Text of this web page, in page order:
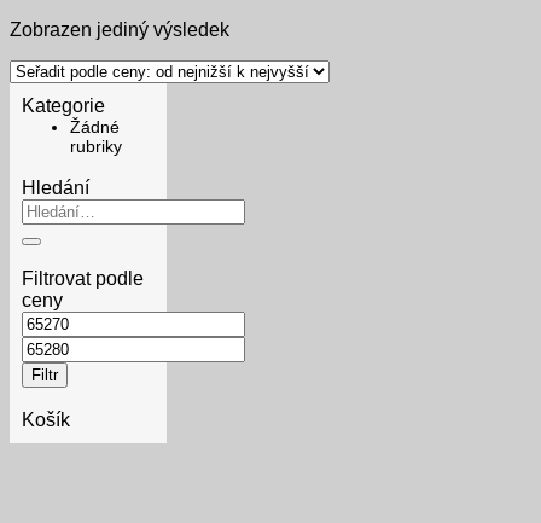
Zobrazen jediný výsledek
Kategorie
Žádné
rubriky
Hledání
Hledat:
Filtrovat podle
ceny
Minimální
cena
Maximální
cena
Filtr
Košík